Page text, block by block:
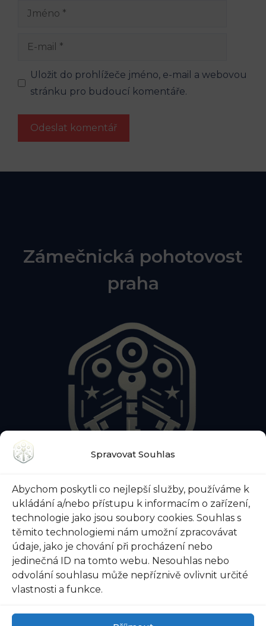
Spravovat Souhlas
Abychom poskytli co nejlepší služby, používáme k
ukládání a/nebo přístupu k informacím o zařízení,
technologie jako jsou soubory cookies. Souhlas s
těmito technologiemi nám umožní zpracovávat
údaje, jako je chování při procházení nebo
jedinečná ID na tomto webu. Nesouhlas nebo
odvolání souhlasu může nepříznivě ovlivnit určité
vlastnosti a funkce.
Jméno
Uložit do prohlížeče jméno, e-mail a webovou
stránku pro budoucí komentáře.
Zámečnická pohotovost
praha
O ZÁMEČNICKÉ POHOTOVOSTI
O ZABEZPEČENÍ DVEŘÍVŠE O TREZORECH
@ 2026 Zámečnictví-svoboda.cz |
Ochrana osobních
údajů
Všeobecné obchodní podmínky